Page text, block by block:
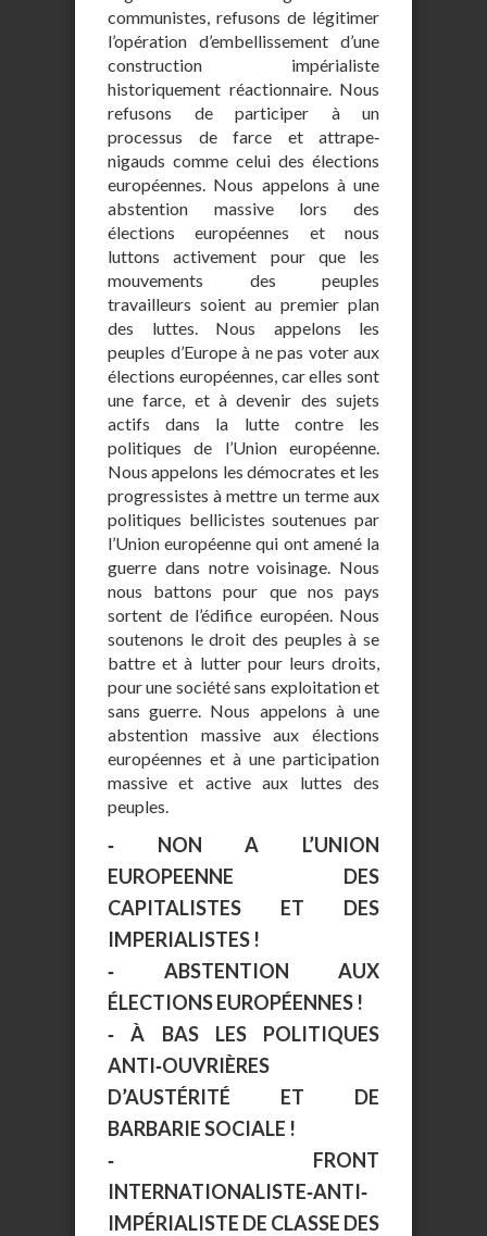
communistes, refusons de légitimer
l’opération d’embellissement d’une
construction impérialiste
historiquement réactionnaire. Nous
refusons de participer à un
processus de farce et attrape‐
nigauds comme celui des élections
européennes. Nous appelons à une
abstention massive lors des
élections européennes et nous
luttons activement pour que les
mouvements des peuples
travailleurs soient au premier plan
des luttes. Nous appelons les
peuples d’Europe à ne pas voter aux
élections européennes, car elles sont
une farce, et à devenir des sujets
actifs dans la lutte contre les
politiques de l’Union européenne.
Nous appelons les démocrates et les
progressistes à mettre un terme aux
politiques bellicistes soutenues par
l’Union européenne qui ont amené la
guerre dans notre voisinage. Nous
nous battons pour que nos pays
sortent de l’édifice européen. Nous
soutenons le droit des peuples à se
battre et à lutter pour leurs droits,
pour une société sans exploitation et
sans guerre. Nous appelons à une
abstention massive aux élections
européennes et à une participation
massive et active aux luttes des
peuples.
‐ NON A L’UNION
EUROPEENNE DES
CAPITALISTES ET DES
IMPERIALISTES !
‐ ABSTENTION AUX
ÉLECTIONS EUROPÉENNES !
‐ À BAS LES POLITIQUES
ANTI‐OUVRIÈRES
D’AUSTÉRITÉ ET DE
BARBARIE SOCIALE !
‐ FRONT
INTERNATIONALISTE‐ANTI‐
IMPÉRIALISTE DE CLASSE DES